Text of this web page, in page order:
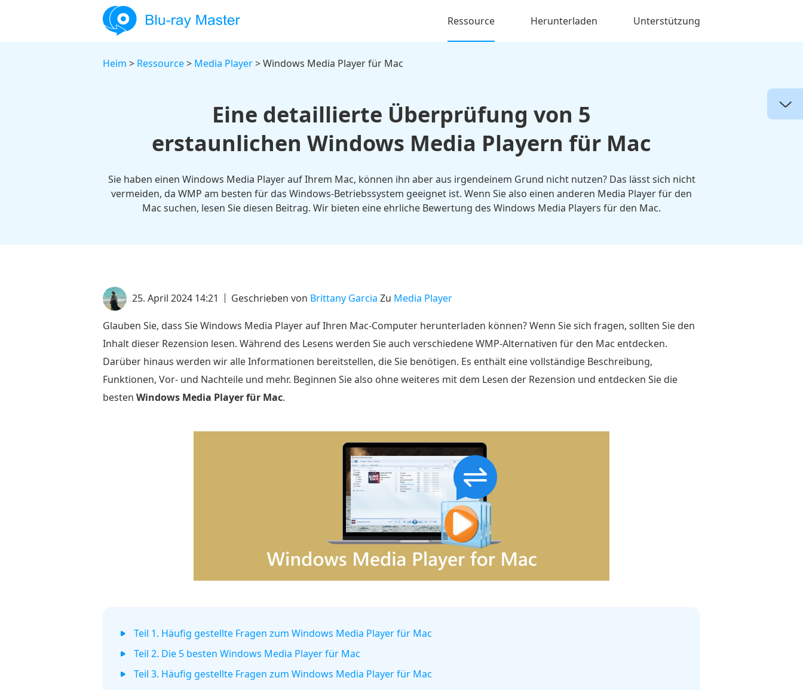
Ressource Herunterladen Unterstützung
Heim > Ressource> Media Player> Windows Media Player für Mac
Eine detaillierte Überprüfung von 5
erstaunlichen Windows Media Playern für Mac
Sie haben einen Windows Media Player auf Ihrem Mac, können ihn aber aus irgendeinem Grund nicht nutzen? Das lässt sich nicht
vermeiden, da WMP am besten für das Windows-Betriebssystem geeignet ist. Wenn Sie also einen anderen Media Player für den
Mac suchen, lesen Sie diesen Beitrag. Wir bieten eine ehrliche Bewertung des Windows Media Players für den Mac.
25. April 2024 14:21 Geschrieben von Brittany Garcia Zu Media Player
Glauben Sie, dass Sie Windows Media Player auf Ihren Mac-Computer herunterladen können? Wenn Sie sich fragen, sollten Sie den
Inhalt dieser Rezension lesen. Während des Lesens werden Sie auch verschiedene WMP-Alternativen für den Mac entdecken.
Darüber hinaus werden wir alle Informationen bereitstellen, die Sie benötigen. Es enthält eine vollständige Beschreibung,
Funktionen, Vor- und Nachteile und mehr. Beginnen Sie also ohne weiteres mit dem Lesen der Rezension und entdecken Sie die
besten Windows Media Player für Mac.
Teil 1. Häufig gestellte Fragen zum Windows Media Player für Mac
Teil 2. Die 5 besten Windows Media Player für Mac
Teil 3. Häufig gestellte Fragen zum Windows Media Player für Mac